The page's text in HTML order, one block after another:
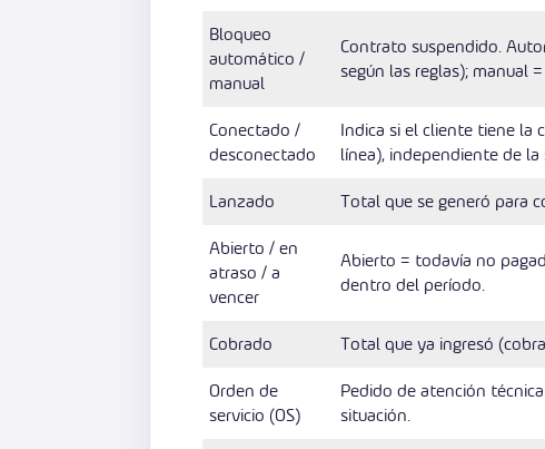
Bloqueo
automático /
manual
Contrato suspendido.
según las reglas); manual
Conectado /
desconectado
Indica si el cliente tiene la
línea), independiente de
Lanzado
Total que se generó para
Abierto / en
atraso / a
vencer
Abierto = todavía no
dentro del período.
Cobrado
Total que ya ingresó
Orden de
servicio (OS)
Pedido de atención
situación.